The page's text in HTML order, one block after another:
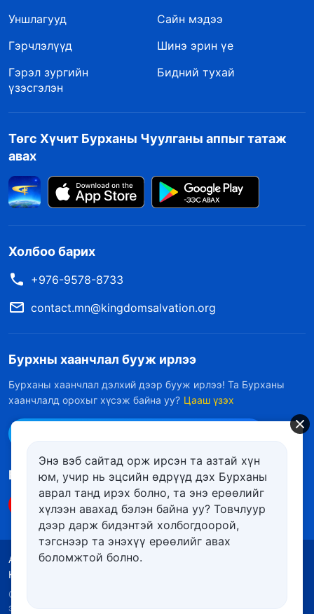
Уншлагууд
Сайн мэдээ
Гэрчлэлүүд
Шинэ эрин үе
Гэрэл зургийн
үзэсгэлэн
Бидний тухай
Төгс Хүчит Бурханы Чуулганы аппыг татаж
авах
Холбоо барих
+976-9578-8733
contact.mn@kingdomsalvation.org
Бурхны хаанчлал бууж ирлээ
Бурханы хаанчлал дэлхий дээр бууж ирлээ! Та Бурханы
хаанчлалд орохыг хүсэж байна уу? Цааш үзэх
Биднийг дагах
Ашиглалтын нөхцөлүүд
Нууцлалын бодлого
Кредит
Copyright © 2026
эрх хуулиар хамгаалагдсан.
Энэ вэб сайтад орж ирсэн та азтай хүн
юм, учир нь эцсийн өдрүүд дэх Бурханы
аврал танд ирэх болно, та энэ ерѳѳлийг
хүлээн авахад бэлэн байна уу? Товчлуур
дээр дарж бидэнтэй холбогдоорой,
тэгснээр та энэхүү ерѳѳлийг авах
боломжтой болно.